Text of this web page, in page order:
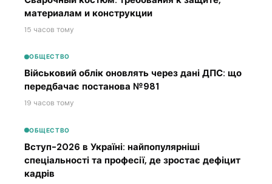
материалам и конструкции
15 часов тому
ОБЩЕСТВО
Військовий облік оновлять через дані ДПС: що
передбачає постанова №981
19 часов тому
ОБЩЕСТВО
Вступ-2026 в Україні: найпопулярніші
спеціальності та професії, де зростає дефіцит
кадрів